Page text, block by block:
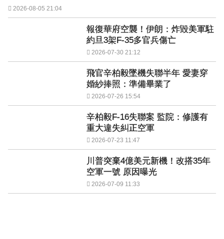
2026-08-05 21:04
報復華府空襲！伊朗：炸毀美軍駐
約旦3架F-35多官兵傷亡
2026-07-30 21:12
飛官辛柏毅墜機失聯半年 愛妻穿
婚紗捧照：準備畢業了
2026-07-26 15:54
辛柏毅F-16失聯案 監院：修護有
重大違失糾正空軍
2026-07-23 11:47
川普突棄4億美元新機！改搭35年
空軍一號 原因曝光
2026-07-09 11:33